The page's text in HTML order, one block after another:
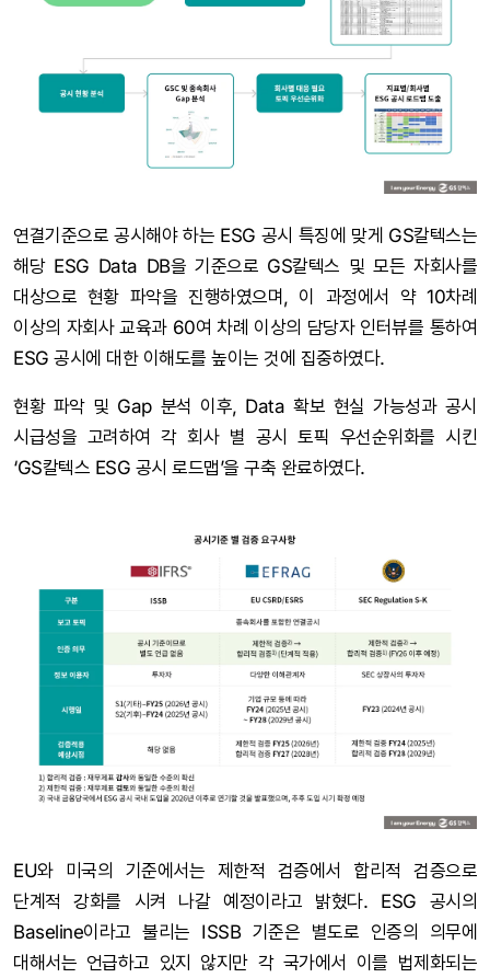
연결기준으로 공시해야 하는 ESG 공시 특징에 맞게 GS칼텍스는
해당 ESG Data DB을 기준으로 GS칼텍스 및 모든 자회사를
대상으로 현황 파악을 진행하였으며, 이 과정에서 약 10차례
이상의 자회사 교육과 60여 차례 이상의 담당자 인터뷰를 통하여
ESG 공시에 대한 이해도를 높이는 것에 집중하였다.
현황 파악 및 Gap 분석 이후, Data 확보 현실 가능성과 공시
시급성을 고려하여 각 회사 별 공시 토픽 우선순위화를 시킨
‘GS칼텍스 ESG 공시 로드맵’을 구축 완료하였다.
EU와 미국의 기준에서는 제한적 검증에서 합리적 검증으로
단계적 강화를 시켜 나갈 예정이라고 밝혔다. ESG 공시의
Baseline이라고 불리는 ISSB 기준은 별도로 인증의 의무에
대해서는 언급하고 있지 않지만 각 국가에서 이를 법제화되는